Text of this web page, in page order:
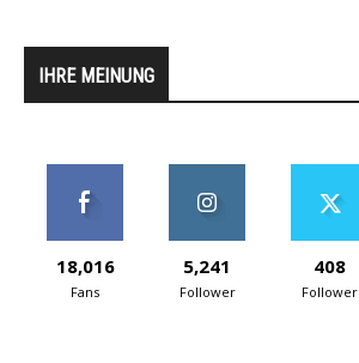
IHRE MEINUNG
18,016
Fans
5,241
Follower
408
Follower